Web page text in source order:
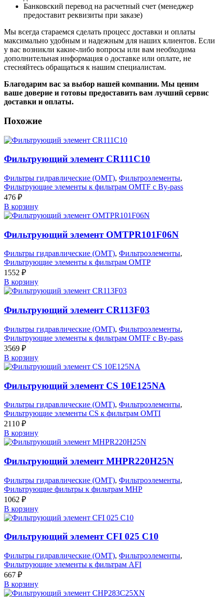
Банковский перевод на расчетный счет (менеджер
предоставит реквизиты при заказе)
Мы всегда стараемся сделать процесс доставки и оплаты
максимально удобным и надежным для наших клиентов. Если
у вас возникли какие-либо вопросы или вам необходима
дополнительная информация о доставке или оплате, не
стесняйтесь обращаться к нашим специалистам.
Благодарим вас за выбор нашей компании. Мы ценим
ваше доверие и готовы предоставить вам лучший сервис
доставки и оплаты.
Похожие
Фильтрующий элемент CR111C10
Фильтры гидравлические (OMT), Фильтроэлементы,
Фильтрующие элементы к фильтрам OMTF с By-pass
476 ₽
В корзину
Фильтрующий элемент OMTPR101F06N
Фильтры гидравлические (OMT), Фильтроэлементы,
Фильтрующие элементы к фильтрам OMTP
1552 ₽
В корзину
Фильтрующий элемент CR113F03
Фильтры гидравлические (OMT), Фильтроэлементы,
Фильтрующие элементы к фильтрам OMTF с By-pass
3569 ₽
В корзину
Фильтрующий элемент CS 10E125NA
Фильтры гидравлические (OMT), Фильтроэлементы,
Фильтрующие элементы CS к фильтрам OMTI
2110 ₽
В корзину
Фильтрующий элемент MHPR220H25N
Фильтры гидравлические (OMT), Фильтроэлементы,
Фильтрующие фильтры к фильтрам MHP
1062 ₽
В корзину
Фильтрующий элемент CFI 025 C10
Фильтры гидравлические (OMT), Фильтроэлементы,
Фильтрующие элементы к фильтрам AFI
667 ₽
В корзину